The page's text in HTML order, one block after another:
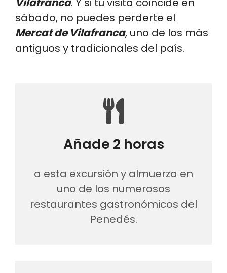
sábado, no puedes perderte el
Mercat de Vilafranca, uno de los más
antiguos y tradicionales del país.
Añade 2 horas
a esta excursión y almuerza en
uno de los numerosos
restaurantes gastronómicos del
Penedés.